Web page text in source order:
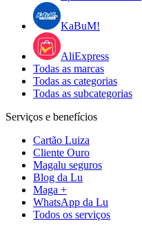
KaBuM!
AliExpress
Todas as marcas
Todas as categorias
Todas as subcategorias
Serviços e benefícios
Cartão Luiza
Cliente Ouro
Magalu seguros
Blog da Lu
Maga +
WhatsApp da Lu
Todos os serviços